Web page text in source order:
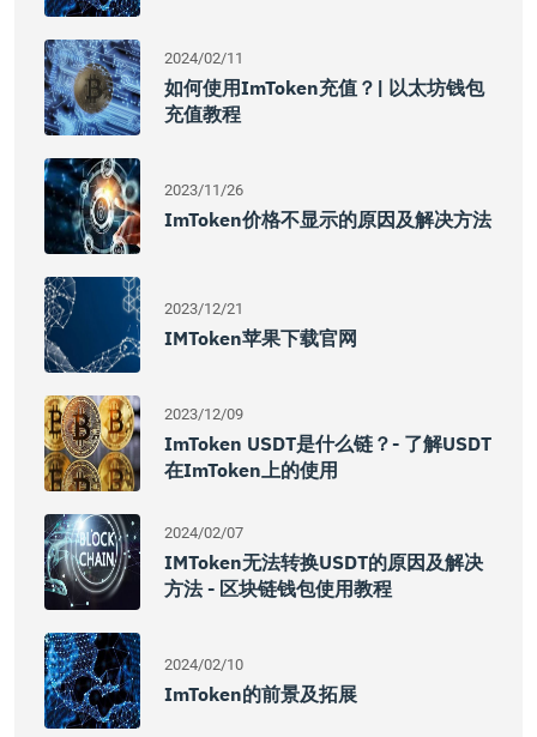
2024/02/11
如何使用imToken充值？| 以太坊钱包
充值教程
2023/11/26
ImToken价格不显示的原因及解决方法
2023/12/21
IMToken苹果下载官网
2023/12/09
ImToken USDT是什么链？- 了解USDT
在imToken上的使用
2024/02/07
IMToken无法转换USDT的原因及解决
方法 - 区块链钱包使用教程
2024/02/10
ImToken的前景及拓展